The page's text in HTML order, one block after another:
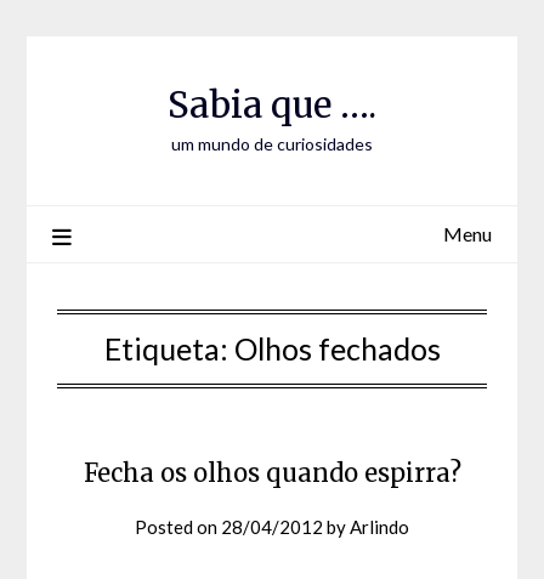
Sabia que ….
um mundo de curiosidades
Menu
Etiqueta: Olhos fechados
Fecha os olhos quando espirra?
Posted on 28/04/2012 byArlindo